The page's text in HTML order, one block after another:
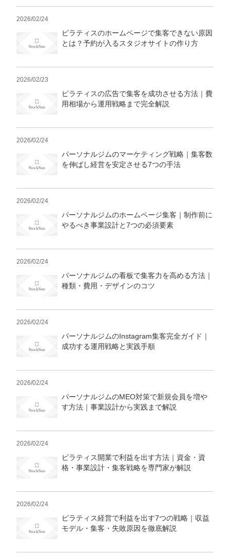
2026/02/24
ピラティスのホームページで集客できない原因
とは？予約が入るスタジオサイトの作り方
2026/02/23
ピラティスの広告で集客を成功させる方法｜費
用相場から運用戦略まで完全解説
2026/02/24
パーソナルジムのマーケティング戦略｜集客数
を伸ばし経営を安定させる7つの手法
2026/02/24
パーソナルジムのホームページ集客｜制作前に
やるべき事業設計と7つの必須要素
2026/02/24
パーソナルジムの看板で集客力を高める方法｜
種類・費用・デザインのコツ
2026/02/24
パーソナルジムのInstagram集客完全ガイド｜
成功する運用戦略と実践手順
2026/02/24
パーソナルジムのMEO対策で新規会員を増や
す方法｜事業設計から実践まで解説
2026/02/24
ピラティス開業で利益を出す方法｜資金・資
格・事業設計・集客戦略を専門家が解説
2026/02/24
ピラティス経営で利益を出す7つの戦略｜収益
モデル・集客・失敗原因を徹底解説